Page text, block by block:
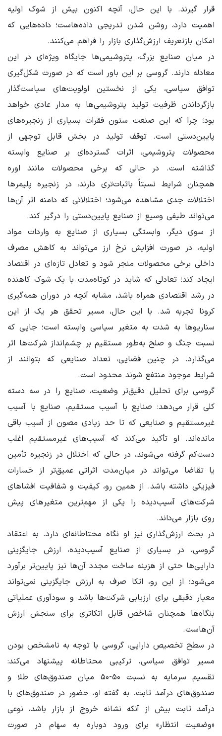
قرار گیرند. با این حال، آنچه اکنون بیش از شوک اولیه
اهمیت دارد، روشن شدن تدریجی داده‌هاست؛ داده‌هایی که
امکان بازتعریف ارزش‌گذاری بازار را فراهم می‌کنند.
در میان صنایع بزرگ، پتروشیمی‌ها جایگاه ویژه‌ای در این
معادله دارند. گروسی بر این باور است که در صورت شکل‌گیری
توافق سیاسی، یکی از نخستین اولویت‌های سیاست‌گذار
بازگرداندن ظرفیت تولید پتروشیمی‌ها به مدار عادی خواهد
بود؛ چرا که این صنعت ستون فقرات بسیاری از زنجیره‌های
پایین‌دستی است. توقف تولید در بخش قابل توجهی از
محصولات پتروشیمی، اثرات گسترده‌ای بر صنایع وابسته
گذاشته است. در حالی که برخی محصولات مانند اوره
همچنان شرایط نسبتاً باثبات‌تری دارند، در زنجیره پلیمرها
اختلالات جدی مشاهده می‌شود؛ اختلالاتی که دامنه اثر آن‌ها
می‌تواند طیفی وسیع از صنایع پایین‌دستی را درگیر کند.
از سوی دیگر، وابستگی بسیاری از صنایع به واردات مواد
اولیه، در صورت افزایش نرخ ارز می‌تواند به کاهش مصرف
داخلی برخی محصولات منجر شود و تعادل تازه‌ای در اقتصاد
ایجاد کند؛ تعادلی که شاید در کوتاه‌مدت با یک شوک کاهنده
در رشد اقتصادی همراه باشد، مشابه آنچه در دوران همه‌گیری
کرونا تجربه شد. با این حال، مسیر تحقق هر یک از این
سناریوها به شدت به متغیر سیاسی وابسته است؛ جایی که
نسبت جنگ و صلح به‌طور مستقیم بر چشم‌انداز شرکت‌ها اثر
می‌گذارد. در چنین فضایی، تعداد صنایعی که بتوانند از
شرایط موجود منتفع شوند محدود است.
گروسی برای تحلیل دقیق‌تر وضعیت، صنایع را در سه دسته
کلی قرار می‌دهد: صنایع با آسیب مستقیم، صنایع با آسیب
غیرمستقیم و صنایعی که تا حد زیادی مصون از آسیب باقی
مانده‌اند. او تأکید می‌کند که آسیب‌های غیرمستقیم اغلب
دست‌کم گرفته می‌شوند، در حالی که اختلال در زنجیره تأمین
یا تقاضا می‌تواند در میان‌مدت اثراتی عمیق‌تر از خسارات
فیزیکی داشته باشد. از همین رو، کیفیت و شفافیت افشاهای
شرکت‌های آسیب‌دیده را یکی از مهم‌ترین متغیرهای پیش
روی بازار می‌داند.
در بحث ارزش‌گذاری نیز او نگاه محتاطانه‌ای دارد. به اعتقاد
گروسی، در بسیاری از صنایع آسیب‌دیده، ارزش جایگزینی
دارایی‌ها حتی از هزینه ساخت مجدد آن‌ها نیز پایین‌تر برآورد
می‌شود؛ از این رو، اتکا صرف به ارزش جایگزینی نمی‌تواند
معیار دقیقی برای ارزیابی شرکت‌ها باشد و سودآوری عملیاتی
بنگاه‌ها همچنان شاخص قابل اتکاتری برای سنجش ارزش
آن‌هاست.
در سطح تخصیص دارایی، گروسی با توجه به نامشخص بودن
مسیر توافق سیاسی، ترکیبی محتاطانه پیشنهاد می‌کند:
تقسیم سرمایه به نسبت ۵۰-۵۰ میان صندوق‌های طلا و
صندوق‌های درآمد ثابت. به گفته او، حضور در صندوق‌های با
درآمد ثابت بیش از آنکه نشانه خروج از بازار باشد، نوعی
«وضعیت انتظار» برای ورود دوباره به سهام در صورت